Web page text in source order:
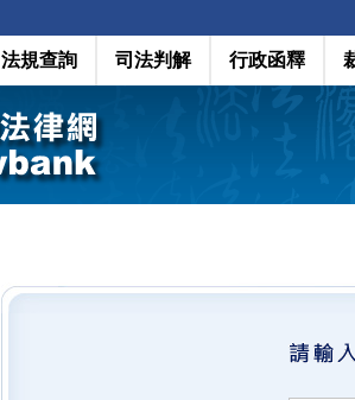
法規查詢 司法判解 行政函釋